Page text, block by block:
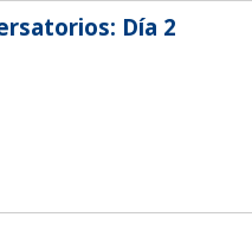
Día 2